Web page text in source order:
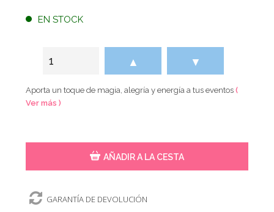
EN STOCK
▲ ▼
Aporta un toque de magia, alegría y energía a tus eventos(
Ver más )
AÑADIR A LA CESTA
GARANTÍA DE DEVOLUCIÓN